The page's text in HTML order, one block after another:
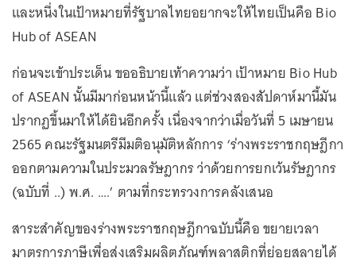
และหนึ่งในเป้าหมายที่รัฐบาลไทยอยากจะให้ไทยเป็นคือ Bio
Hub of ASEAN
ก่อนจะเข้าประเด็น ขออธิบายเท้าความว่า เป้าหมาย Bio Hub
of ASEAN นั้นมีมาก่อนหน้านี้แล้ว แต่ช่วงสองสัปดาห์มานี้มัน
ปรากฏขึ้นมาให้ได้ยินอีกครั้ง เนื่องจากว่าเมื่อวันที่ 5 เมษายน
2565 คณะรัฐมนตรีมีมติอนุมัติหลักการ ‘ร่างพระราชกฤษฎีกา
ออกตามความในประมวลรัษฎากร ว่าด้วยการยกเว้นรัษฎากร
(ฉบับที่ ..) พ.ศ. ….’ ตามที่กระทรวงการคลังเสนอ
สาระสำคัญของร่างพระราชกฤษฎีกาฉบับนี้คือ ขยายเวลา
มาตรการภาษีเพื่อส่งเสริมผลิตภัณฑ์พลาสติกที่ย่อยสลายได้